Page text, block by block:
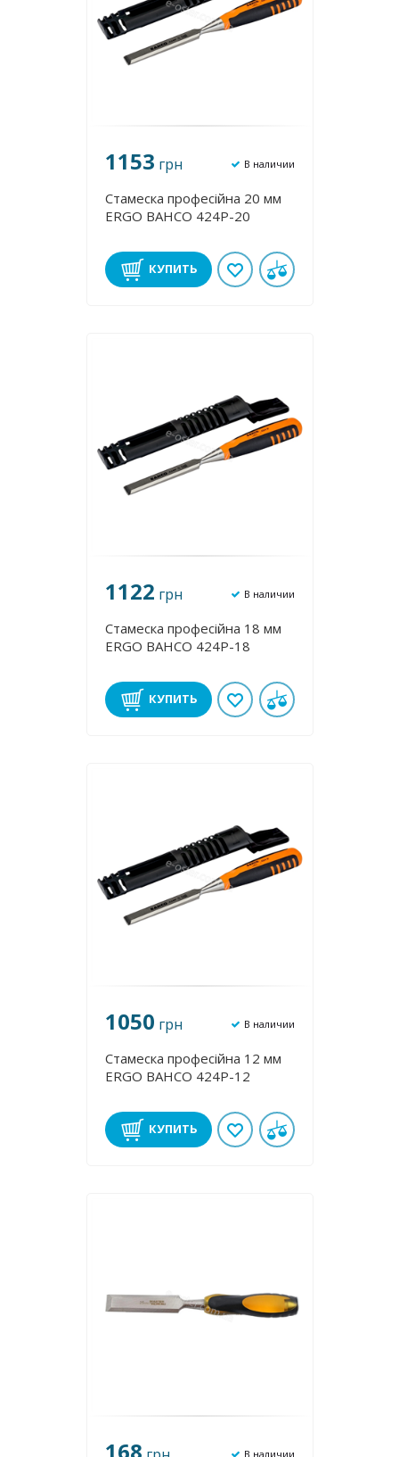
1153 грн В наличии
Стамеска професійна 20 мм
ERGO BAHCO 424P-20
КУПИТЬ
1122 грн В наличии
Стамеска професійна 18 мм
ERGO BAHCO 424P-18
КУПИТЬ
1050 грн В наличии
Стамеска професійна 12 мм
ERGO BAHCO 424P-12
КУПИТЬ
168 В наличии